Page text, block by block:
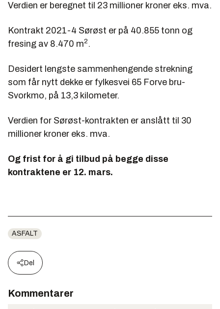
Verdien er beregnet til 23 millioner kroner eks. mva.
Kontrakt 2021-4 Sørøst er på 40.855 tonn og
fresing av 8.470 m2 .
Desidert lengste sammenhengende strekning
som får nytt dekke er fylkesvei 65 Forve bru-
Svorkmo, på 13,3 kilometer.
Verdien for Sørøst-kontrakten er anslått til 30
millioner kroner eks. mva.
Og frist for å gi tilbud på begge disse
kontraktene er 12. mars.
ASFALT
Del
Kommentarer